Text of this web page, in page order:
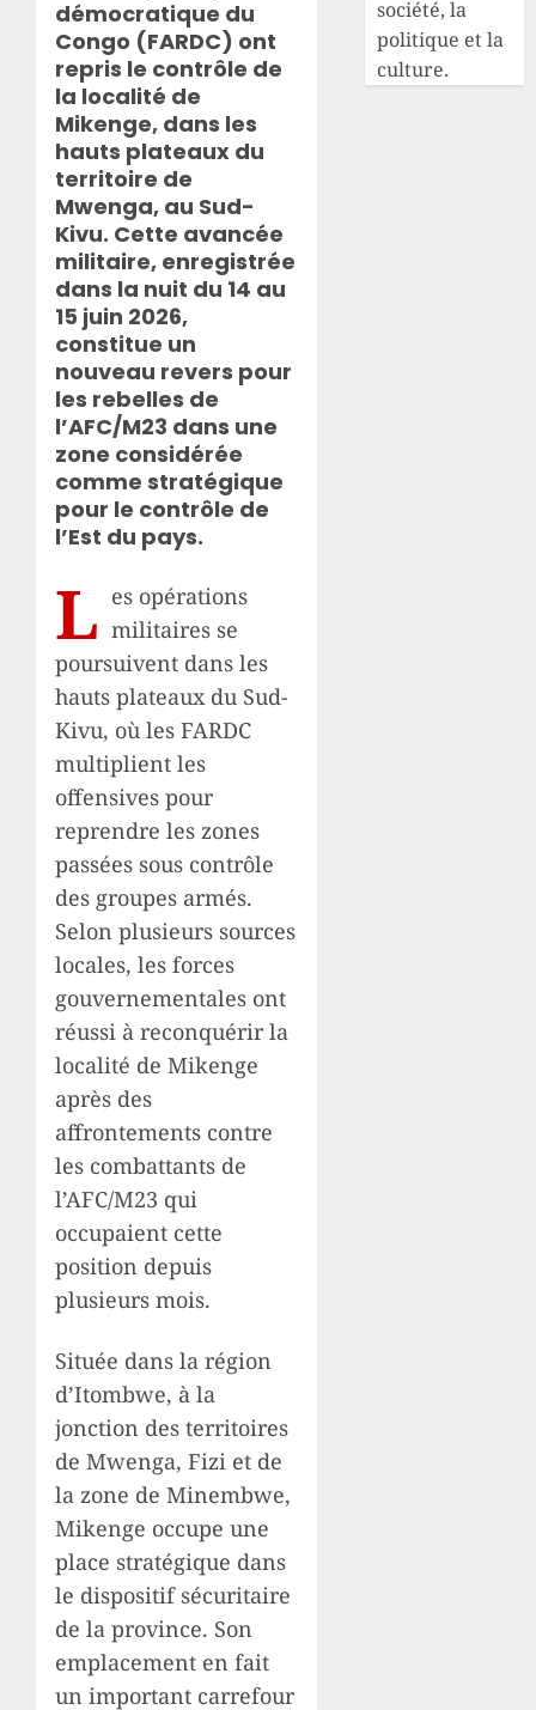
démocratique du
Congo (FARDC) ont
repris le contrôle de
la localité de
Mikenge, dans les
hauts plateaux du
territoire de
Mwenga, au Sud-
Kivu. Cette avancée
militaire, enregistrée
dans la nuit du 14 au
15 juin 2026,
constitue un
nouveau revers pour
les rebelles de
l’AFC/M23 dans une
zone considérée
comme stratégique
pour le contrôle de
l’Est du pays.
L es opérations
militaires se
poursuivent dans les
hauts plateaux du Sud-
Kivu, où les FARDC
multiplient les
offensives pour
reprendre les zones
passées sous contrôle
des groupes armés.
Selon plusieurs sources
locales, les forces
gouvernementales ont
réussi à reconquérir la
localité de Mikenge
après des
affrontements contre
les combattants de
l’AFC/M23 qui
occupaient cette
position depuis
plusieurs mois.
Située dans la région
d’Itombwe, à la
jonction des territoires
de Mwenga, Fizi et de
la zone de Minembwe,
Mikenge occupe une
place stratégique dans
le dispositif sécuritaire
de la province. Son
emplacement en fait
un important carrefour
société, la
politique et la
culture.